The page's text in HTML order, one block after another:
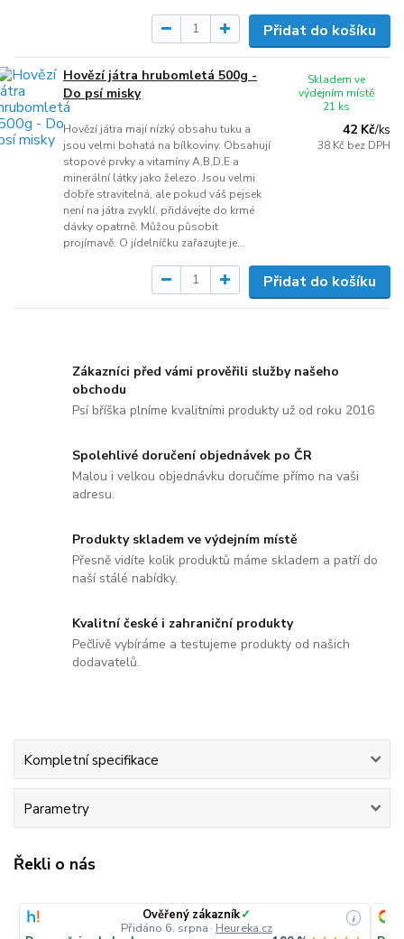
Přidat do košíku
Hovězí játra hrubomletá 500g -
Do psí misky
Hovězí játra mají nízký obsahu tuku a
jsou velmi bohatá na bílkoviny. Obsahují
stopové prvky a vitamíny A,B,D,E a
minerální látky jako železo. Jsou velmi
dobře stravitelná, ale pokud váš pejsek
není na játra zvyklí, přidávejte do krmé
dávky opatrně. Můžou působit
projímavě. O jídelníčku zařazujte je...
42 Kč/ks
38 Kč bez DPH
Skladem ve
výdejním místě
21 ks
Přidat do košíku
Zákazníci před vámi prověřili služby našeho
obchodu
Psí bříška plníme kvalitními produkty už od roku 2016
Spolehlivé doručení objednávek po ČR
Malou i velkou objednávku doručíme přímo na vaši
adresu.
Produkty skladem ve výdejním místě
Přesně vidíte kolik produktů máme skladem a patří do
naší stálé nabídky.
Kvalitní české i zahraniční produkty
Pečlivě vybíráme a testujeme produkty od našich
dodavatelů.
Kompletní specifikace
Parametry
Řekli o nás
Ověřený zákazník✓
Přidáno 6. srpna · Heureka.cz
i